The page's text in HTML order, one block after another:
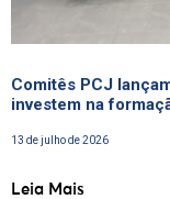
Comitês PCJ
investem na
13 de julho de 2026
Leia Mais